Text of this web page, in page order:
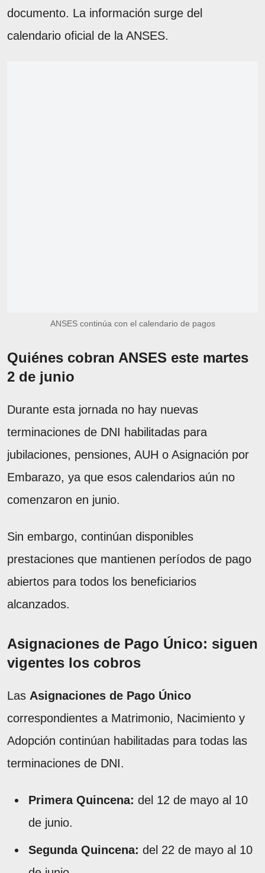
documento. La información surge del
calendario oficial de la ANSES.
ANSES continúa con el calendario de pagos
Quiénes cobran ANSES este martes
2 de junio
Durante esta jornada no hay nuevas
terminaciones de DNI habilitadas para
jubilaciones, pensiones, AUH o Asignación por
Embarazo, ya que esos calendarios aún no
comenzaron en junio.
Sin embargo, continúan disponibles
prestaciones que mantienen períodos de pago
abiertos para todos los beneficiarios
alcanzados.
Asignaciones de Pago Único: siguen
vigentes los cobros
Las Asignaciones de Pago Único
correspondientes a Matrimonio, Nacimiento y
Adopción continúan habilitadas para todas las
terminaciones de DNI.
Primera Quincena: del 12 de mayo al 10
de junio.
Segunda Quincena: del 22 de mayo al 10